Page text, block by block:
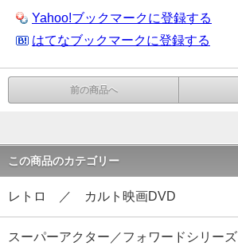
Yahoo!ブックマークに登録する
はてなブックマークに登録する
前の商品へ
この商品のカテゴリー
レトロ ／ カルト映画DVD
スーパーアクター／フォワードシリーズ